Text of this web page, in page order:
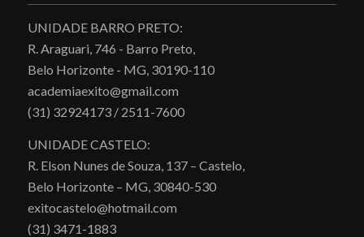
UNIDADE BARRO PRETO:
R. Araguari, 746 - Barro Preto,
Belo Horizonte - MG, 30190-110
academiaexito@gmail.com
(31) 32924173 / 2511-7600
UNIDADE CASTELO:
R. Elson Nunes de Souza, 137 – Castelo,
Belo Horizonte – MG, 30840-530
exitocastelo@hotmail.com
(31) 3471-1883